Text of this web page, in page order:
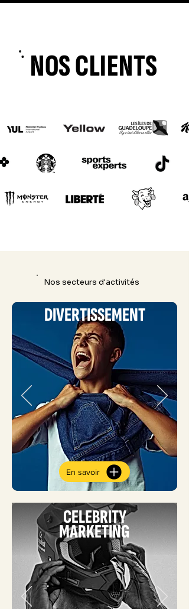
NOS CLIENTS
Nos secteurs d'activités
DIVERTISSEMENT
En savoir
CELEBRITY
MARKETING